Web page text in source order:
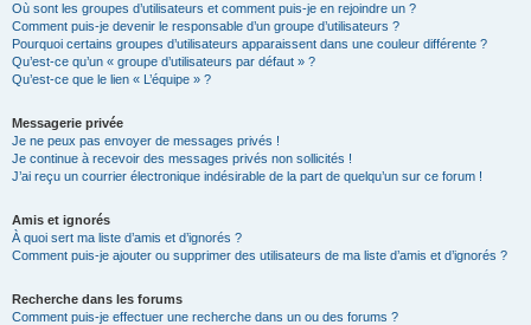
Où sont les groupes d’utilisateurs et comment puis-je en rejoindre un ?
Comment puis-je devenir le responsable d’un groupe d’utilisateurs ?
Pourquoi certains groupes d’utilisateurs apparaissent dans une couleur différente ?
Qu’est-ce qu’un « groupe d’utilisateurs par défaut » ?
Qu’est-ce que le lien « L’équipe » ?
Messagerie privée
Je ne peux pas envoyer de messages privés !
Je continue à recevoir des messages privés non sollicités !
J’ai reçu un courrier électronique indésirable de la part de quelqu’un sur ce forum !
Amis et ignorés
À quoi sert ma liste d’amis et d’ignorés ?
Comment puis-je ajouter ou supprimer des utilisateurs de ma liste d’amis et d’ignorés ?
Recherche dans les forums
Comment puis-je effectuer une recherche dans un ou des forums ?